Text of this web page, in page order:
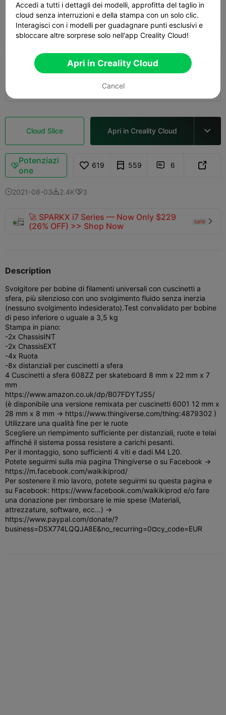
Strato 0,2 mm, 3 pareti, riempimento 15%
 01h 23m  2 plates  43.26g
Strato 0,2 mm, 2 pareti, riempimento 15%
01h 22m 
Cloud Slice Apri in Creality Cloud 
Potenziazi
one
619 559  6 
2021-08-032.4K3
🚀 SPARKX i7 Series — Now Only $229
(26% OFF) >> Shop Now
sale 
Description
Svolgitore per bobine di filamenti universali con cuscinetti a
sfera, più silenzioso con uno svolgimento fluido senza inerzia
(nessuno svolgimento indesiderato).Test convalidato per bobine
di peso inferiore o uguale a 3,5 kg
Stampa in piano:
-2x ChassisINT
-2x ChassisEXT
-4x Ruota
-8x distanziali per cuscinetti a sfera
4 Cuscinetti a sfera 608ZZ per skateboard 8 mm x 22 mm x 7
mm
https://www.amazon.co.uk/dp/B07FDYTJS5/
(è disponibile una versione remixata per cuscinetti 6001 12 mm x
28 mm x 8 mm -> https://www.thingiverse.com/thing:4879302 )
Utilizzare una qualità fine per le ruote
Scegliere un riempimento sufficiente per distanziali, ruote e telai
affinché il sistema possa resistere a carichi pesanti.
Per il montaggio, sono sufficienti 4 viti e dadi M4 L20.
Potete seguirmi sulla mia pagina Thingiverse o su Facebook ->
https://m.facebook.com/waikikiprod/
Per sostenere il mio lavoro, potete seguirmi su questa pagina e
su Facebook: https://www.facebook.com/waikikiprod e/o fare
una donazione per rimborsare le mie spese (Materiali,
attrezzature, software, ecc...) ->
https://www.paypal.com/donate/?
business=DSX774LQQJA8E&no_recurring=0¤cy_code=EUR
Accedi a tutti i dettagli dei modelli, approfitta del taglio in
cloud senza interruzioni e della stampa con un solo clic.
Interagisci con i modelli per guadagnare punti esclusivi e
sbloccare altre sorprese solo nell'app Creality Cloud!
Apri in Creality Cloud
Cancel